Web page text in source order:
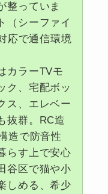
整っていま
（シーファイ
応で通信環境
カラーTVモ
ク、宅配ボッ
ス、エレベー
抜群。RC造
造で防音性
らす上で安心
谷区で猫や小
しめる、希少